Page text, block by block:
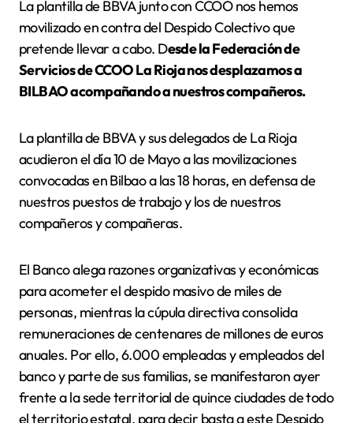
La plantilla de BBVA junto con CCOO nos hemos
movilizado en contra del Despido Colectivo que
pretende llevar a cabo. Desde la Federación de
Servicios de CCOO La Rioja nos desplazamos a
BILBAO acompañando a nuestros compañeros.
La plantilla de BBVA y sus delegados de La Rioja
acudieron el día 10 de Mayo a las movilizaciones
convocadas en Bilbao a las 18 horas, en defensa de
nuestros puestos de trabajo y los de nuestros
compañeros y compañeras.
El Banco alega razones organizativas y económicas
para acometer el despido masivo de miles de
personas, mientras la cúpula directiva consolida
remuneraciones de centenares de millones de euros
anuales. Por ello, 6.000 empleadas y empleados del
banco y parte de sus familias, se manifestaron ayer
frente a la sede territorial de quince ciudades de todo
el territorio estatal, para decir basta a este Despido